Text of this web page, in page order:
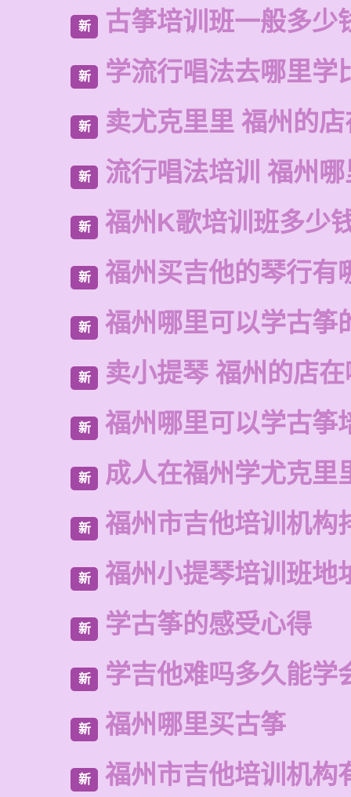
新 古筝培训班一般多少
新 学流行唱法去哪里学
新 卖尤克里里 福州的
新 流行唱法培训 福州
新 福州K歌培训班多少
新 福州买吉他的琴行有
新 福州哪里可以学古筝
新 卖小提琴 福州的店
新 福州哪里可以学古筝
新 成人在福州学尤克里
新 福州市吉他培训机构
新 福州小提琴培训班地
新 学古筝的感受心得
新 学吉他难吗多久能学
新 福州哪里买古筝
新 福州市吉他培训机构